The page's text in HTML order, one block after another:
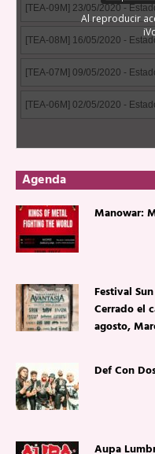
Agenda
Manowar:
Festival
Cerrado el
agosto,
Def Con
Aupa